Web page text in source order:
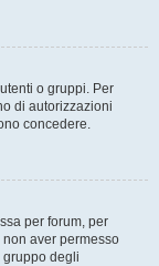
o gruppi. Per
di autorizzazioni
concedere.
per forum, per
non aver permesso
degli